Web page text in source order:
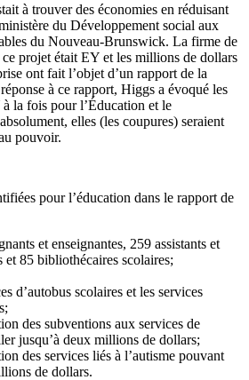
à trouver des économies en réduisant
du Développement social aux
du Nouveau-Brunswick. La firme de
projet était EY et les millions de dollars
ont fait l’objet d’un rapport de la
à ce rapport, Higgs a évoqué les
la fois pour l’Éducation et le
elles (les coupures) seraient
pouvoir.
pour l’éducation dans le rapport de
et enseignantes, 259 assistants et
et 85 bibliothécaires scolaires;
d’autobus scolaires et les services
des subventions aux services de
jusqu’à deux millions de dollars;
des services liés à l’autisme pouvant
de dollars.